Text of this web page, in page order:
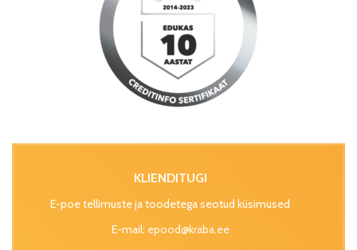
KLIENDITUGI
E-poe tellimuste ja toodetega seotud küsimused
E-mail: epood@kraba.ee